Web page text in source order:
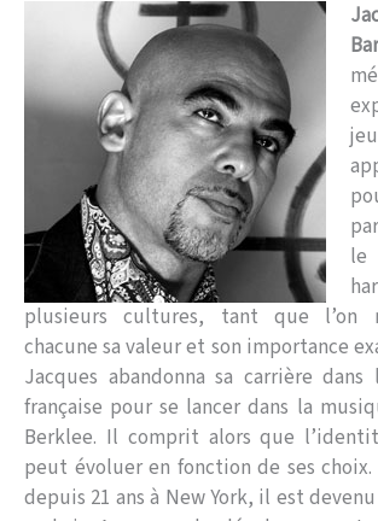
plusieurs cultures, tant que l’on
chacune sa valeur et son importance
Jacques abandonna sa carrière dans
française pour se lancer dans la
Berklee. Il comprit alors que
peut évoluer en fonction de ses
depuis 21 ans à New York, il est